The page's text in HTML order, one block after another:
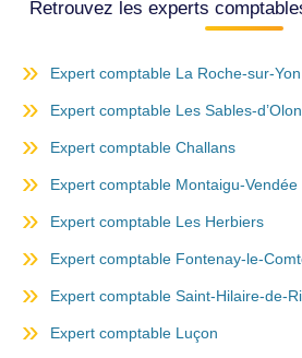
Retrouvez les experts
Expert comptable La Roche-sur-Yon
Expert comptable Les Sables-
Expert comptable Challans
Expert comptable Montaigu-Vendée
Expert comptable Les Herbiers
Expert comptable Fontenay-le-
Expert comptable Saint-Hilaire-de-
Expert comptable Luçon